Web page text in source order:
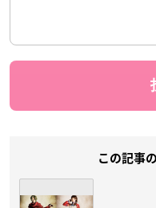
この記事